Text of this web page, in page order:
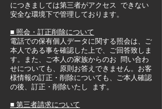
につきましては第三者がアクセス できない
安全な環境下で管理しております。
■ 照会・訂正削除について
電話での保有個人データに関する照会は、ご
本人である事を確認した上で、ご回答致しま
す。また、ご本人の家族からのお 問い合わ
せについても、原則お答えできません。お客
様情報の訂正・削除についても、ご本人確認
の後、訂正・削除いたし ます。
■ 第三者請求について